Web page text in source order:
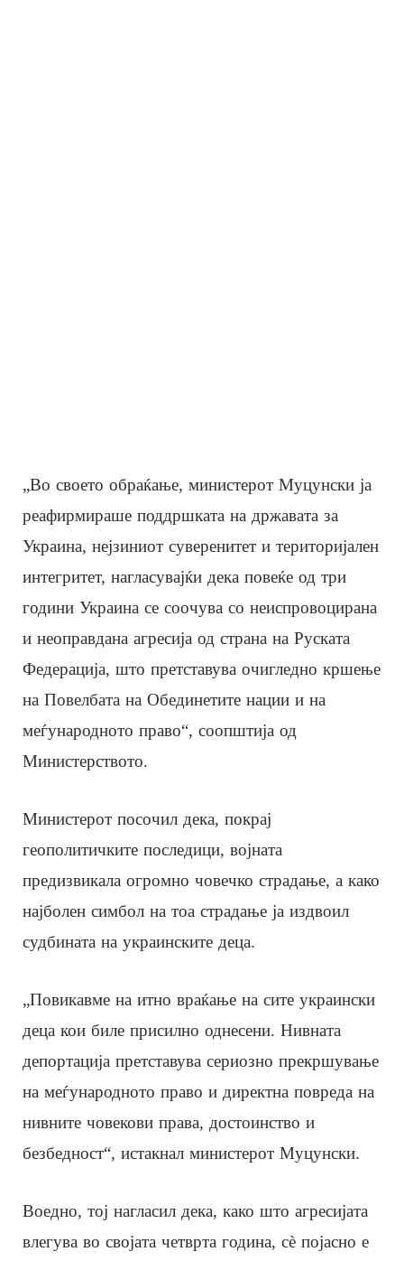
„Во своето обраќање, министерот Муцунски ја
реафирмираше поддршката на државата за
Украина, нејзиниот суверенитет и територијален
интегритет, нагласувајќи дека повеќе од три
години Украина се соочува со неиспровоцирана
и неоправдана агресија од страна на Руската
Федерација, што претставува очигледно кршење
на Повелбата на Обединетите нации и на
меѓународното право“, соопштија од
Министерството.
Министерот посочил дека, покрај
геополитичките последици, војната
предизвикала огромно човечко страдање, а како
најболен симбол на тоа страдање ја издвоил
судбината на украинските деца.
„Повикавме на итно враќање на сите украински
деца кои биле присилно однесени. Нивната
депортација претставува сериозно прекршување
на меѓународното право и директна повреда на
нивните човекови права, достоинство и
безбедност“, истакнал министерот Муцунски.
Воедно, тој нагласил дека, како што агресијата
влегува во својата четврта година, сè појасно е